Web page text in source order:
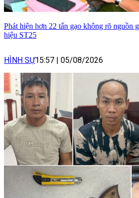
Phát hiện hơn 22 tấn gạo không rõ nguồn
hiệu ST25
HÌNH SỰ15:57 05/08/2026